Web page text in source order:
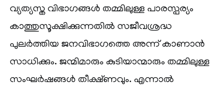
വ്യത്യസ്ത വിഭാഗങ്ങൾ തമ്മിലുള്ള പാരസ്പര്യം
കാത്തുസൂക്ഷിക്കുന്നതിൽ സജീവശ്രദ്ധ
പുലർത്തിയ ജനവിഭാഗത്തെ അന്ന് കാണാൻ
സാധിക്കും. ജന്മിമാരും കുടിയാന്മാരും തമ്മിലുള്ള
സംഘർഷങ്ങൾ തീക്ഷ്ണവും. എന്നാൽ